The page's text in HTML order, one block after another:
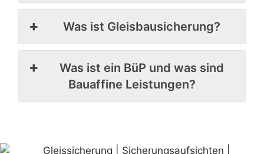
Was ist Gleisbausicherung?
Was ist ein BüP und was sind
Bauaffine Leistungen?